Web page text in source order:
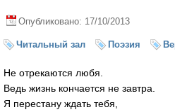
Опубликовано: 17/10/2013
Читальный зал Поэзия
Не отрекаются любя.
Ведь жизнь кончается не завтра.
Я перестану ждать тебя,